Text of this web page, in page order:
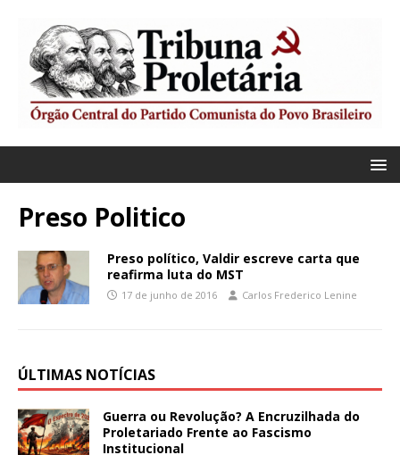
Preso Politico
Preso político, Valdir escreve carta que
reafirma luta do MST
17 de junho de 2016 Carlos Frederico Lenine
ÚLTIMAS NOTÍCIAS
Guerra ou Revolução? A Encruzilhada do
Proletariado Frente ao Fascismo
Institucional